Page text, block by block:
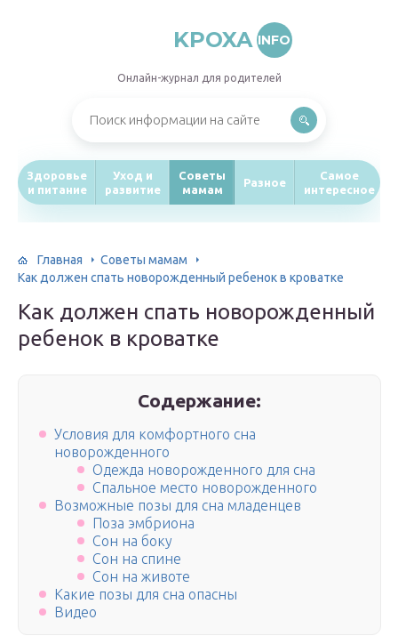
KPOXA INFO
Онлайн-журнал для родителей
Здоровье
и питание
Уход и
развитие
Советы
мамам
Разное
Самое
интересное
Главная
Советы мамам
Как должен спать новорожденный ребенок в кроватке
Как должен спать новорожденный
ребенок в кроватке
Содержание:
Условия для комфортного сна
новорожденного
Одежда новорожденного для сна
Спальное место новорожденного
Возможные позы для сна младенцев
Поза эмбриона
Сон на боку
Сон на спине
Сон на животе
Какие позы для сна опасны
Видео